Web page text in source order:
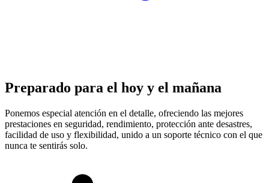
Preparado para el hoy y el mañana
Ponemos especial atención en el detalle, ofreciendo las mejores
prestaciones en seguridad, rendimiento, protección ante desastres,
facilidad de uso y flexibilidad, unido a un soporte técnico con el que
nunca te sentirás solo.